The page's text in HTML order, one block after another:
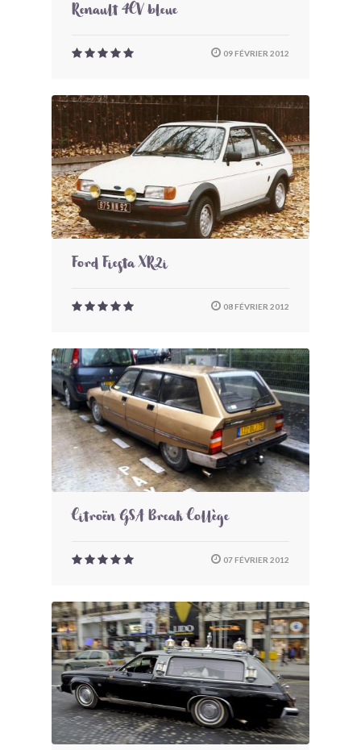
Renault 4CV bleue
09 FÉVRIER 2012
Ford Fiesta XR2i
08 FÉVRIER 2012
Citroën GSA Break Collège
07 FÉVRIER 2012